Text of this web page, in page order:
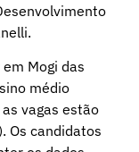
Mogi das
médio
vagas estão
Os candidatos